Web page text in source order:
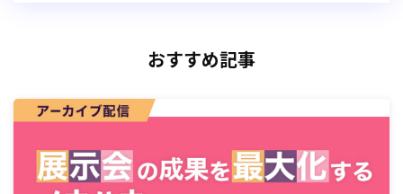
それぞれの動きを理解していきましょ
おすすめ記事